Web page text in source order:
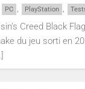
PC , PlayStation ,
Creed Black
du jeu sorti en